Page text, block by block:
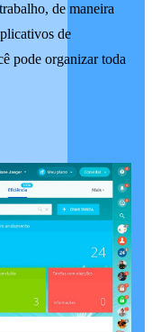
de maneira
de
pode organizar toda